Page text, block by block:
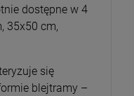
dostępne w 4
35x50 cm,
się
blejtramy –